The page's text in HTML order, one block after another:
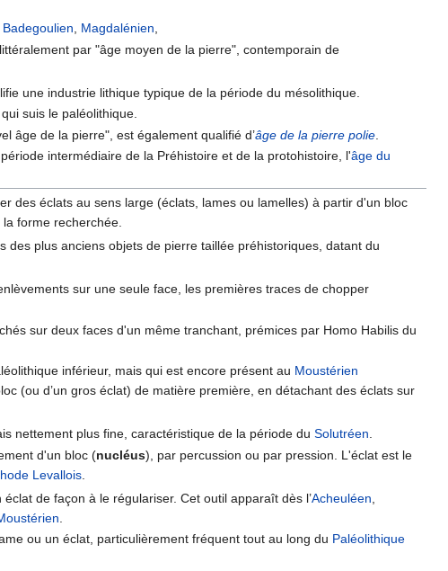
Badegoulien Magdalénien
par "âge moyen de la pierre", contemporain de
une industrie lithique typique de la période du mésolithique.
suis le paléolithique.
âge de la pierre", est également qualifié d’âge de la pierre polie
intermédiaire de la Préhistoire et de la protohistoire, l'âge du
des éclats au sens large (éclats, lames ou lamelles) à partir d'un bloc
forme recherchée.
plus anciens objets de pierre taillée préhistoriques, datant du
sur une seule face, les premières traces de chopper
sur deux faces d'un même tranchant, prémices par Homo Habilis du
inférieur, mais qui est encore présent au Moustérien
(ou d’un gros éclat) de matière première, en détachant des éclats sur
nettement plus fine, caractéristique de la période duSolutréen.
d'un bloc (nucléus), par percussion ou par pression. L'éclat est le
Levallois.
de façon à le régulariser. Cet outil apparaît dès l’Acheuléen
ou un éclat, particulièrement fréquent tout au long du Paléolithique